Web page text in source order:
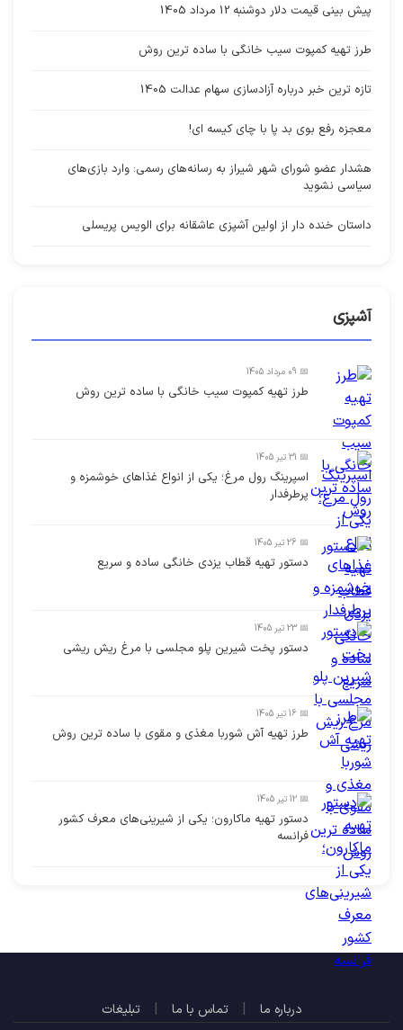
پیش بینی قیمت دلار دوشنبه 12 مرداد 1405
طرز تهیه کمپوت سیب خانگی با ساده ترین روش
تازه ترین خبر درباره آزادسازی سهام عدالت 1405
معجزه رفع بوی بد پا با چای کیسه ای!
هشدار عضو شورای شهر شیراز به رسانه‌های رسمی: وارد بازی‌های
سیاسی نشوید
داستان خنده دار از اولین آشپزی عاشقانه برای الویس پریسلی
آشپزی
📅 09 مرداد 1405
طرز تهیه کمپوت سیب خانگی با ساده ترین روش
📅 31 تیر 1405
اسپرینگ رول مرغ؛ یکی از انواع غذاهای خوشمزه و
پرطرفدار
📅 26 تیر 1405
دستور تهیه قطاب یزدی خانگی ساده و سریع
📅 23 تیر 1405
دستور پخت شیرین پلو مجلسی با مرغ ریش ریشی
📅 16 تیر 1405
طرز تهیه آش شوربا مغذی و مقوی با ساده ترین روش
📅 12 تیر 1405
دستور تهیه ماکارون؛ یکی از شیرینی‌های معرف کشور
فرانسه
درباره ما | تماس با ما | تبلیغات